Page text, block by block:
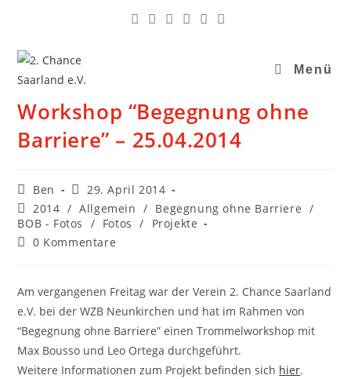
Menü
Workshop “Begegnung ohne
Barriere” – 25.04.2014
Ben
29. April 2014
2014 / Allgemein / Begegnung ohne Barriere /
BOB - Fotos
/ Fotos /
Projekte
0 Kommentare
Am vergangenen Freitag war der Verein 2. Chance Saarland
e.V. bei der WZB Neunkirchen und hat im Rahmen von
“Begegnung ohne Barriere” einen Trommelworkshop mit
Max Bousso und Leo Ortega durchgeführt.
Weitere Informationen zum Projekt befinden sich hier.